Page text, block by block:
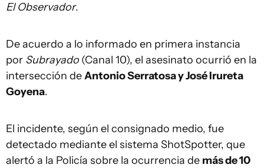
El Observador.
De acuerdo a lo informado en primera instancia
por Subrayado (Canal 10), el asesinato ocurrió en la
intersección deAntonio Serratosa y José Irureta
Goyena.
El incidente, según el consignado medio, fue
detectado mediante el sistema ShotSpotter, que
alertó a la Policía sobre la ocurrencia de más de 10